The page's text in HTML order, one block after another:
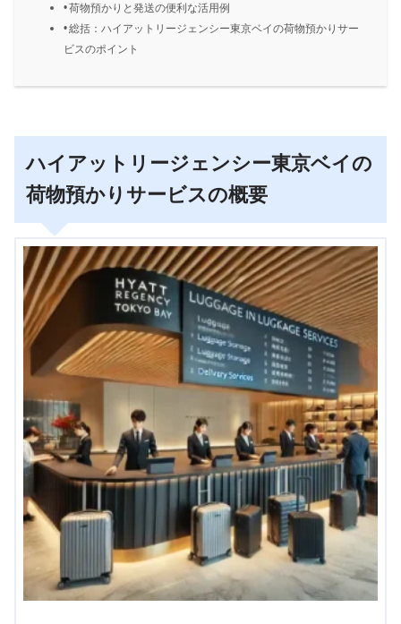
荷物預かりと発送の便利な活用例
総括：ハイアットリージェンシー東京ベイの荷物預かりサー
ビスのポイント
ハイアットリージェンシー東京ベイの
荷物預かりサービスの概要